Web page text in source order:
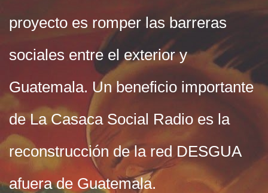
proyecto es romper las barreras
sociales entre el exterior y
Guatemala. Un beneficio importante
de La Casaca Social Radio es la
reconstrucción de la red DESGUA
afuera de Guatemala.